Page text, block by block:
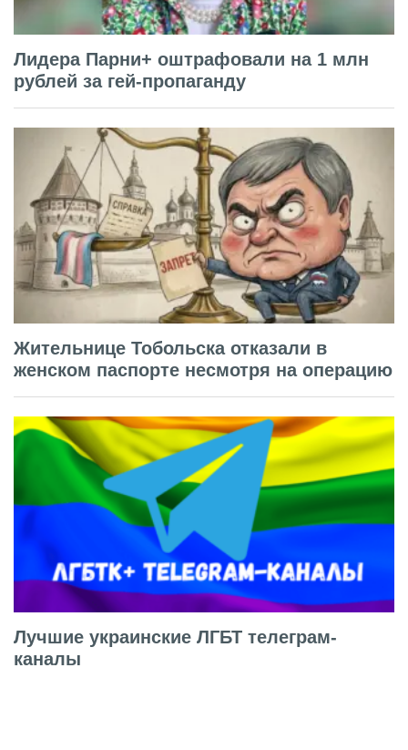
Лидера Парни+ оштрафовали на 1 млн
рублей за гей-пропаганду
Жительнице Тобольска отказали в
женском паспорте несмотря на операцию
Лучшие украинские ЛГБТ телеграм-
каналы